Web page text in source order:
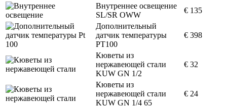
Внутреннее освещение
SL/SR OWW
€ 135
Дополнительный
датчик температуры
PT100
€ 398
Кюветы из
нержавеющей стали
KUW GN 1/2
€ 32
Кюветы из
нержавеющей стали
KUW GN 1/4 65
€ 24